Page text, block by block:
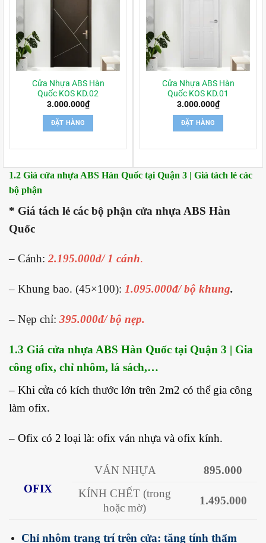
Cửa Nhựa ABS Hàn
Quốc KOS KD.02
3.000.000₫
ĐẶT HÀNG
Cửa Nhựa ABS Hàn
Quốc KOS KD.01
3.000.000₫
ĐẶT HÀNG
1.2 Giá cửa nhựa ABS Hàn Quốc tại Quận 3 | Giá tách lẻ các
bộ phận
* Giá tách lẻ các bộ phận cửa nhựa ABS Hàn
Quốc
– Cánh: 2.195.000đ/ 1 cánh.
– Khung bao. (45×100): 1.095.000đ/ bộ khung.
– Nẹp chỉ: 395.000đ/ bộ nẹp.
1.3 Giá cửa nhựa ABS Hàn Quốc tại Quận 3 | Gia
công ofix, chỉ nhôm, lá sách,…
– Khi cửa có kích thước lớn trên 2m2 có thể gia công
làm ofix.
– Ofix có 2 loại là: ofix ván nhựa và ofix kính.
OFIX
VÁN NHỰA
895.000
KÍNH CHẾT (trong
hoặc mờ)
1.495.000
Chỉ nhôm trang trí trên cửa: tăng tính thẩm